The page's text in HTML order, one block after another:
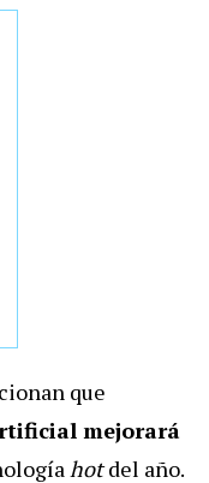
que
mejorará
hotdel año.